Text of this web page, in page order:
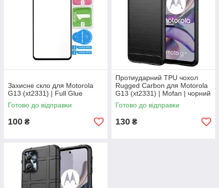
Захисне скло для Motorola
G13 (xt2331) | Full Glue
Готово до відправки
100 ₴
Протиударний TPU чохол
Rugged Carbon для Motorola
G13 (xt2331) | Mofan | чорний
Готово до відправки
130 ₴